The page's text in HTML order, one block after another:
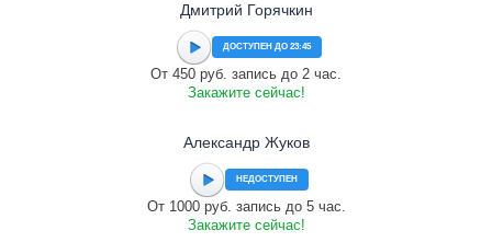
Дмитрий Горячкин
ДОСТУПЕН ДО 23:45
От 450 руб. запись до 2 час.
Закажите сейчас!
Александр Жуков
НЕДОСТУПЕН
От 1000 руб. запись до 5 час.
Закажите сейчас!